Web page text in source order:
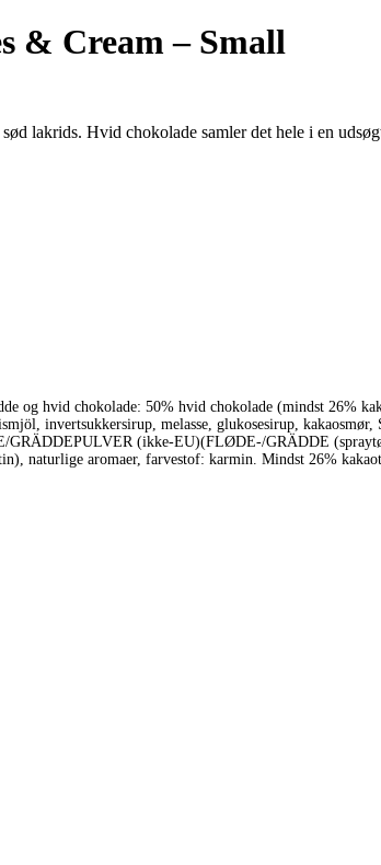
& Cream – Small
lakrids. Hvid chokolade samler det hele i en
og hvid chokolade: 50% hvid chokolade (mindst 26%
invertsukkersirup, melasse, glukosesirup,
(ikke-EU)(FLØDE-/GRÄDDE
naturlige aromaer, farvestof: karmin. Mindst 26%